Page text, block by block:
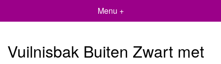
Menu +
Vuilnisbak Buiten Zwart met